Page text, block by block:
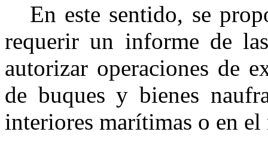
En este sentido, se
requerir un informe de
autorizar operaciones de
de buques y bienes
interiores marítimas o en